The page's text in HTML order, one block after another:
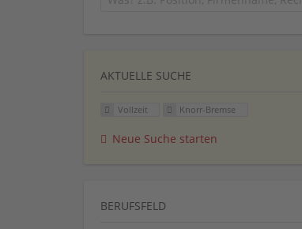
AKTUELLE SUCHE
Vollzeit Knorr-Bremse
Neue Suche starten
BERUFSFELD